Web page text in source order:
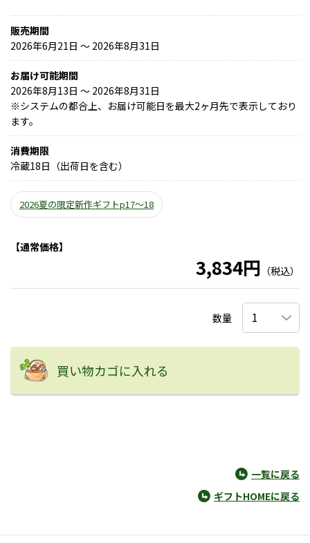
販売期間
2026年6月21日 〜 2026年8月31日
お届け可能期間
2026年8月13日 ～ 2026年8月31日
※システムの都合上、お届け可能日を最大2ヶ月先で表示しており
ます。
消費期限
冷蔵18日（出荷日を含む）
2026夏の限定新作ギフトp17～18
【通常価格】
3,834円 （税込）
数量
買い物カゴに入れる
一覧に戻る
ギフトHOMEに戻る